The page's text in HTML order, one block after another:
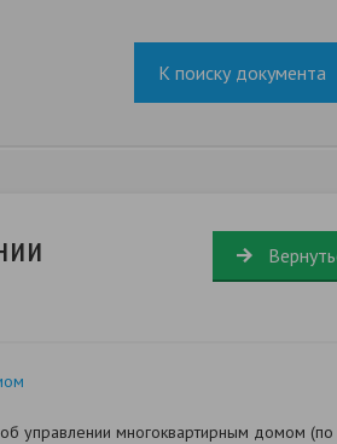
К поиску документа
управлении многоквартирным домом